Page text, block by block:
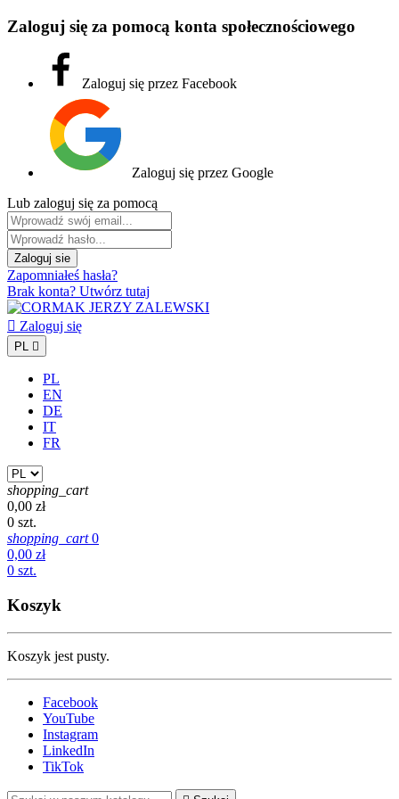
Zaloguj się za pomocą konta społecznościowego
Zaloguj się przez Facebook
Zaloguj się przez Google
Lub zaloguj się za pomocą
Zaloguj sie
Zapomniałeś hasła?
Brak konta? Utwórz tutaj
 Zaloguj się
PL 
PL
EN
DE
IT
FR
shopping_cart
0,00 zł
0 szt.
shopping_cart 0
0,00 zł
0 szt.
Koszyk
Koszyk jest pusty.
Facebook
YouTube
Instagram
LinkedIn
TikTok